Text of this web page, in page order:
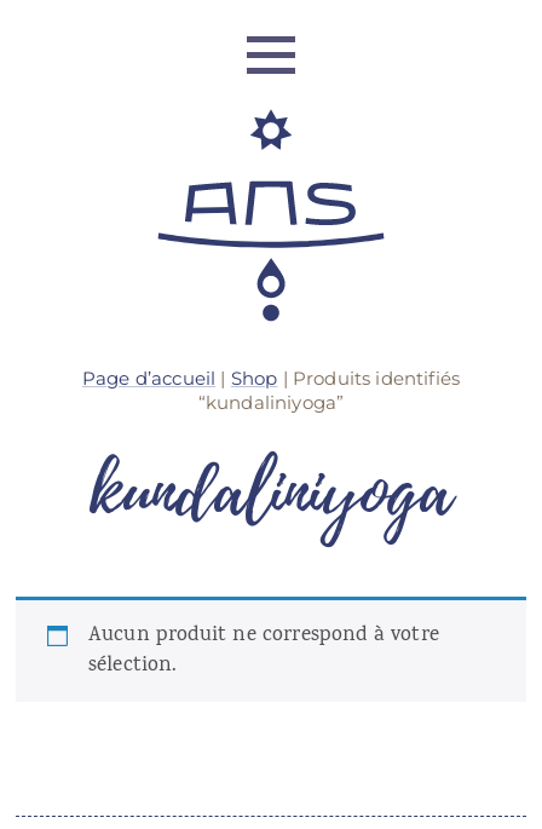
Identité
Réseau Mondial
Formation
Retraites
École de yoga en ligne
Le Martinet
Page d’accueil | Shop | Produits identifiés
“kundaliniyoga”
kundaliniyoga
Aucun produit ne correspond à votre
sélection.